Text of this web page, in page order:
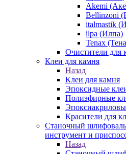
Akemi
Bellinzoni
italmastik
ilpa (Илпа)
Tenax
Очистители для
Клеи для камня
Назад
Клеи для камня
Эпоксидные
Полиэфирные
Красители для
Станочный
инструмент и
Назад